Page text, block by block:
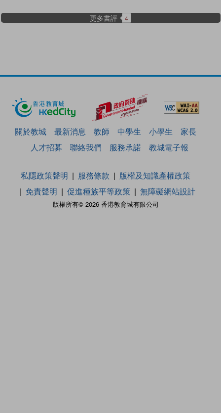
更多書評 4
關於教城 最新消息 教師 中學生 小學生
家長
人才招募
聯絡我們 服務承諾 教城電子報
版權所有© 2026 香港教育城有限公司
私隱政策聲明 服務條款
版權及知識產權政策
免責聲明
促進種族平等政策 無障礙網站設計